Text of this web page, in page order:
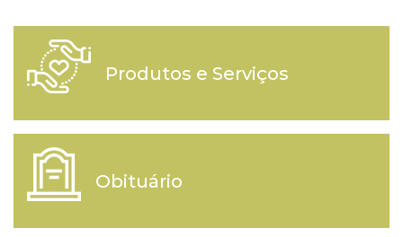
Produtos e Serviços
Obituário